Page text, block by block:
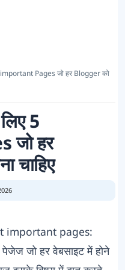
Pages जो हर Blogger को
5
जो हर
चाहिए
important pages:
जो हर वेबसाइट में होने